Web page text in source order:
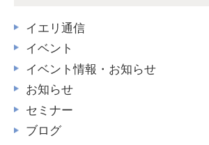
イエリ通信
イベント
イベント情報・お知らせ
お知らせ
セミナー
ブログ